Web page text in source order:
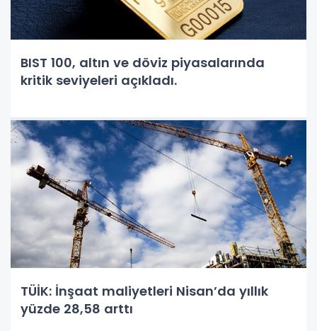
BIST 100, altın ve döviz piyasalarında
kritik seviyeleri açıkladı.
TÜİK: İnşaat maliyetleri Nisan’da yıllık
yüzde 28,58 arttı